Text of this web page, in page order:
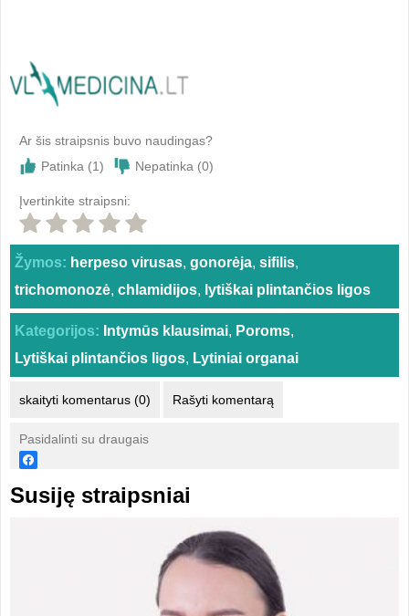
Ar šis straipsnis buvo naudingas?
Patinka (1) Nepatinka (0)
Įvertinkite straipsni:
Žymos: herpeso virusas, gonorėja, sifilis,
trichomonozė, chlamidijos, lytiškai plintančios ligos
Kategorijos: Intymūs klausimai, Poroms,
Lytiškai plintančios ligos, Lytiniai organai
skaityti komentarus (0) Rašyti komentarą
Pasidalinti su draugais
Susiję straipsniai